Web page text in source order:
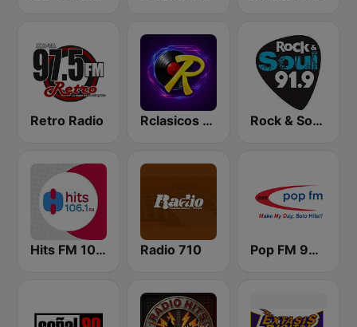
Retro Radio Rclasicos FM 96.9 Rock & Soul 91.9 FM
Hits FM 106.1 FM | Monterrey Radio 710 Pop FM 98.7